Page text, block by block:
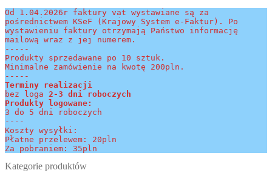
Od 1.04.2026r faktury vat wystawiane są za
pośrednictwem KSeF (Krajowy System e-Faktur). Po
wystawieniu faktury otrzymają Państwo informację
mailową wraz z jej numerem.
-----
Produkty sprzedawane po 10 sztuk.
Minimalne zamówienie na kwotę 200pln.
-----
Terminy realizacji
bez loga 2-3 dni roboczych
Produkty logowane:
3 do 5 dni roboczych
----
Koszty wysyłki:
Płatne przelewem: 20pln
Za pobraniem: 35pln
Kategorie produktów